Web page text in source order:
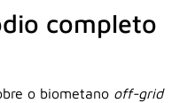
completo
o biometano off-grid